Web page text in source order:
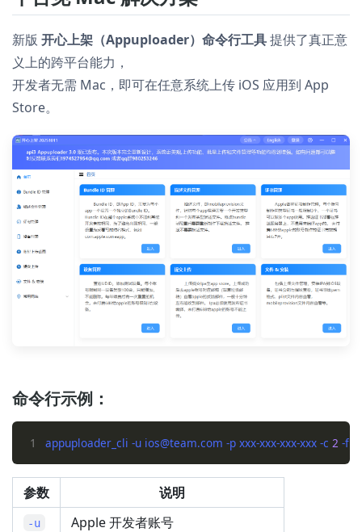
新版 开心上架（Appuploader）命令行工具提供了真正意
义上的跨平台能力，
开发者无需 Mac，即可在任意系统上传 iOS 应用到 App
Store。
命令行示例：
1 appuploader_cli -u ios@team.com -p xxx-xxx-xxx-xxx -c 2
参数 说明
-u Apple 开发者账号